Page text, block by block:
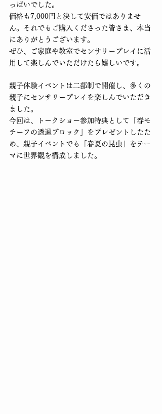
っぱいでした。
価格も7,000円と決して安価ではありませ
ん。それでもご購入くださった皆さま、本当
にありがとうございます。
ぜひ、ご家庭や教室でセンサリープレイに活
用して楽しんでいただけたら嬉しいです。
親子体験イベントは二部制で開催し、多くの
親子にセンサリープレイを楽しんでいただき
ました。
今回は、トークショー参加特典として「春モ
チーフの透過ブロック」をプレゼントしたた
め、親子イベントでも「春夏の昆虫」をテー
マに世界観を構成しました。